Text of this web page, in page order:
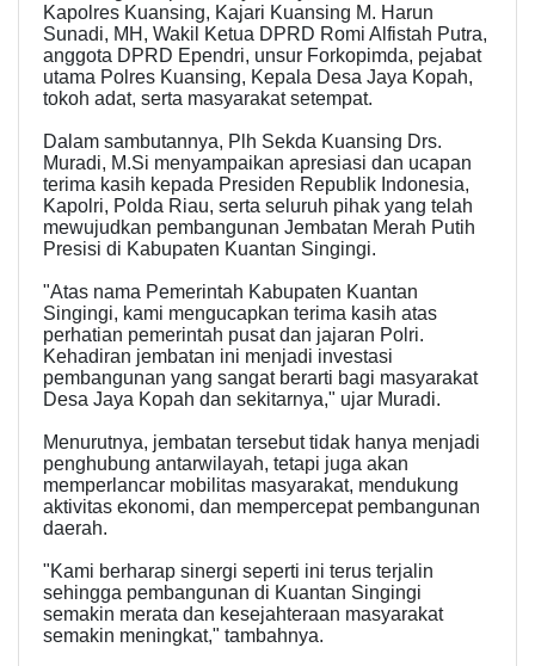
Kapolres Kuansing, Kajari Kuansing M. Harun
Sunadi, MH, Wakil Ketua DPRD Romi Alfistah Putra,
anggota DPRD Ependri, unsur Forkopimda, pejabat
utama Polres Kuansing, Kepala Desa Jaya Kopah,
tokoh adat, serta masyarakat setempat.
Dalam sambutannya, Plh Sekda Kuansing Drs.
Muradi, M.Si menyampaikan apresiasi dan ucapan
terima kasih kepada Presiden Republik Indonesia,
Kapolri, Polda Riau, serta seluruh pihak yang telah
mewujudkan pembangunan Jembatan Merah Putih
Presisi di Kabupaten Kuantan Singingi.
"Atas nama Pemerintah Kabupaten Kuantan
Singingi, kami mengucapkan terima kasih atas
perhatian pemerintah pusat dan jajaran Polri.
Kehadiran jembatan ini menjadi investasi
pembangunan yang sangat berarti bagi masyarakat
Desa Jaya Kopah dan sekitarnya," ujar Muradi.
Menurutnya, jembatan tersebut tidak hanya menjadi
penghubung antarwilayah, tetapi juga akan
memperlancar mobilitas masyarakat, mendukung
aktivitas ekonomi, dan mempercepat pembangunan
daerah.
"Kami berharap sinergi seperti ini terus terjalin
sehingga pembangunan di Kuantan Singingi
semakin merata dan kesejahteraan masyarakat
semakin meningkat," tambahnya.